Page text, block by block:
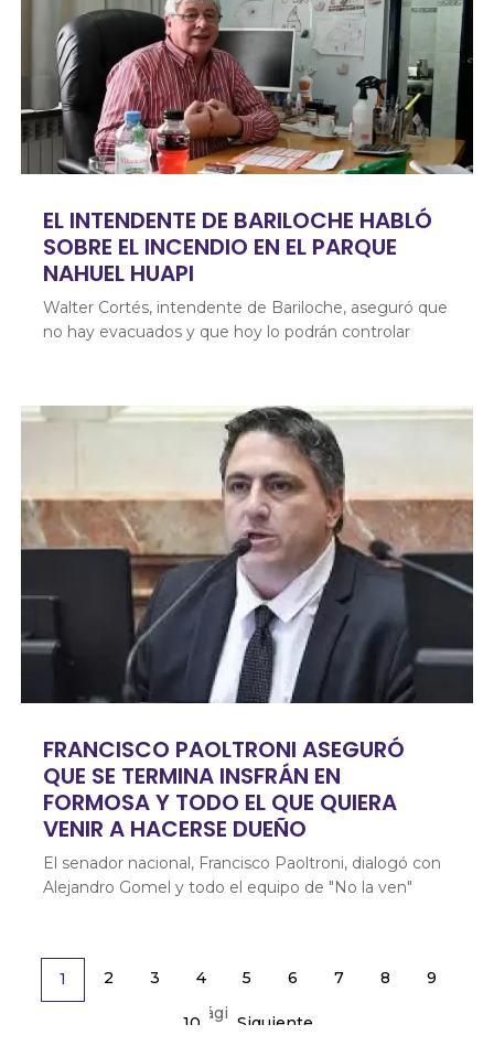
EL INTENDENTE DE BARILOCHE HABLÓ
SOBRE EL INCENDIO EN EL PARQUE
NAHUEL HUAPI
Walter Cortés, intendente de Bariloche, aseguró que
no hay evacuados y que hoy lo podrán controlar
FRANCISCO PAOLTRONI ASEGURÓ
QUE SE TERMINA INSFRÁN EN
FORMOSA Y TODO EL QUE QUIERA
VENIR A HACERSE DUEÑO
El senador nacional, Francisco Paoltroni, dialogó con
Alejandro Gomel y todo el equipo de "No la ven"
1 2 3 4 5 6 7 8 9
10 Siguiente
Página 1 de 11